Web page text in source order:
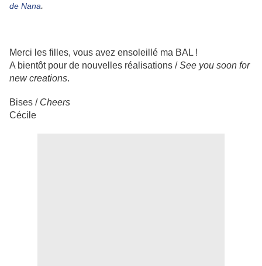
de Nana.
Merci les filles, vous avez ensoleillé ma BAL !
A bientôt pour de nouvelles réalisations /See you soon for
new creations.
Bises / Cheers
Cécile